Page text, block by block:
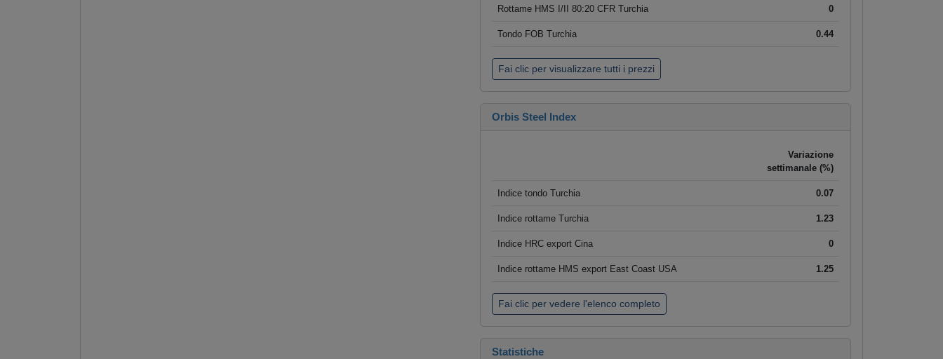
Rottame HMS I/II 80:20 CFR Turchia 0
Tondo FOB Turchia 0.44
Fai clic per visualizzare tutti i prezzi
Orbis Steel Index
Variazione
settimanale (%)
Indice tondo Turchia 0.07
Indice rottame Turchia 1.23
Indice HRC export Cina 0
Indice rottame HMS export East Coast USA 1.25
Fai clic per vedere l'elenco completo
Statistiche